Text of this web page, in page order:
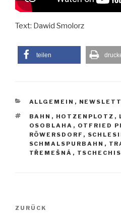
Text: Dawid Smolorz
teilen
KATEGORIEN
ALLGEMEIN ,
SCHLAGWÖRTER
BAHN , HOTZENPLOTZ ,
OSOBLAHA , OTFRIED
RÖWERSDORF ,
SCHMALSPURBAHN ,
TŘEMEŠNÁ ,
Vorheriger
ZURÜCK